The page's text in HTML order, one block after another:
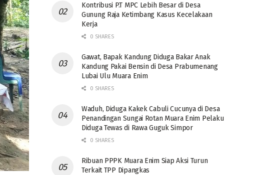
Kontribusi P.T MPC Lebih Besar di Desa
Gunung Raja Ketimbang Kasus Kecelakaan
Kerja
0 SHARES
Gawat, Bapak Kandung Diduga Bakar Anak
Kandung Pakai Bensin di Desa Prabumenang
Lubai Ulu Muara Enim
0 SHARES
Waduh, Diduga Kakek Cabuli Cucunya di Desa
Penandingan Sungai Rotan Muara Enim Pelaku
Diduga Tewas di Rawa Guguk Simpor
0 SHARES
Ribuan PPPK Muara Enim Siap Aksi Turun
Terkait TPP Dipangkas